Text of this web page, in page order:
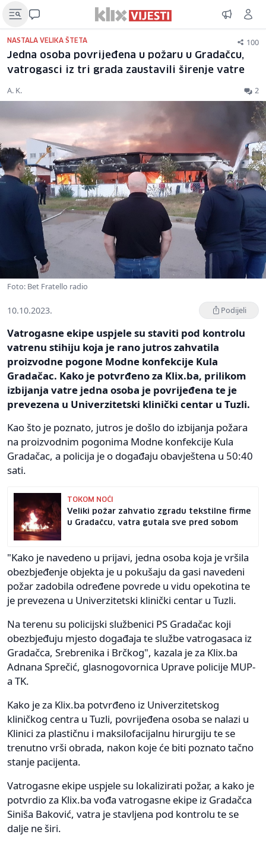
NASTALA VELIKA ŠTETA 100
Jedna osoba povrijeđena u požaru u Gradačcu,
vatrogasci iz tri grada zaustavili širenje vatre
A. K. 2
Foto: Bet Fratello radio
10.10.2023. Podijeli
Vatrogasne ekipe uspjele su staviti pod kontrolu
vatrenu stihiju koja je rano jutros zahvatila
proizvodne pogone Modne konfekcije Kula
Gradačac. Kako je potvrđeno za Klix.ba, prilikom
izbijanja vatre jedna osoba je povrijeđena te je
prevezena u Univerzitetski klinički centar u Tuzli.
Kao što je poznato, jutros je došlo do izbijanja požara
na proizvodnim pogonima Modne konfekcije Kula
Gradačac, a policija je o događaju obavještena u 50:40
sati.
TOKOM NOĆI
Veliki požar zahvatio zgradu tekstilne firme
u Gradačcu, vatra gutala sve pred sobom
"Kako je navedeno u prijavi, jedna osoba koja je vršila
obezbjeđenje objekta je u pokušaju da gasi navedeni
požar zadobila određene povrede u vidu opekotina te
je prevezena u Univerzitetski klinički centar u Tuzli.
Na terenu su policijski službenici PS Gradačac koji
obezbjeđuju mjesto događaja te službe vatrogasaca iz
Gradačca, Srebrenika i Brčkog", kazala je za Klix.ba
Adnana Sprečić, glasnogovornica Uprave policije MUP-
a TK.
Kako je za Klix.ba potvrđeno iz Univerzitetskog
kliničkog centra u Tuzli, povrijeđena osoba se nalazi u
Klinici za plastičnu i maksilofacijalnu hirurgiju te se
trenutno vrši obrada, nakon koje će biti poznato tačno
stanje pacijenta.
Vatrogasne ekipe uspjele su lokalizirati požar, a kako je
potvrdio za Klix.ba vođa vatrogasne ekipe iz Gradačca
Siniša Baković, vatra je stavljena pod kontrolu te se
dalje ne širi.